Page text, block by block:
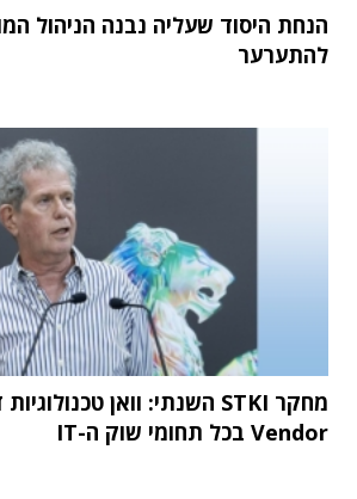
הנחת היסוד שעליה נבנה הניהול
להתערער
Vendor בכל תחומי שוק ה-IT